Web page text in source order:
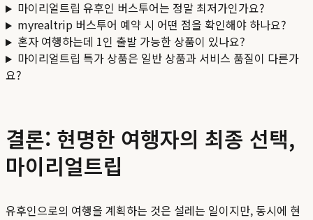
마이리얼트립 유후인 버스투어는 정말 최저가인가요?
myrealtrip 버스투어 예약 시 어떤 점을 확인해야 하나요?
혼자 여행하는데 1인 출발 가능한 상품이 있나요?
마이리얼트립 특가 상품은 일반 상품과 서비스 품질이 다른가
요?
결론: 현명한 여행자의 최종 선택,
마이리얼트립
유후인으로의 여행을 계획하는 것은 설레는 일이지만, 동시에 현